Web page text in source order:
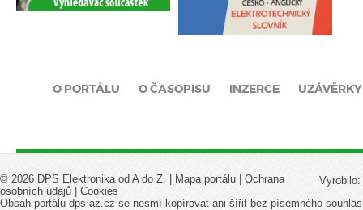
O PORTÁLU O ČASOPISU INZERCE UZÁVĚRKY
Vyrobilo:
© 2026 DPS Elektronika od A do Z. | Mapa portálu
Ochrana
osobních údajů
Cookies
Obsah portálu dps-az.cz se nesmí kopírovat ani šířit bez písemného